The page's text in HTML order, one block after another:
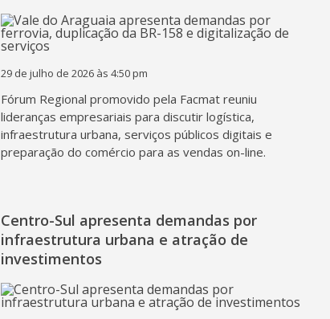
29 de julho de 2026 às 4:50 pm
Fórum Regional promovido pela Facmat reuniu
lideranças empresariais para discutir logística,
infraestrutura urbana, serviços públicos digitais e
preparação do comércio para as vendas on-line.
Centro-Sul apresenta demandas por
infraestrutura urbana e atração de
investimentos